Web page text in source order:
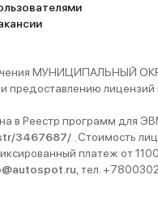
МУНИЦИПАЛЬНЫЙ
лицензий
в Реестр программ для
3467687/ . Стоимость
платеж от
, тел.